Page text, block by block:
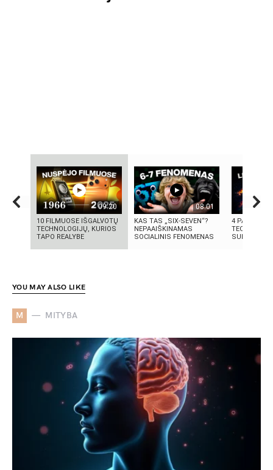
09:20
10 FILMUOSE IŠGALVOTŲ
TECHNOLOGIJŲ, KURIOS
TAPO REALYBE
08:01
KAS TAS „SIX-SEVEN“?
NEPAAIŠKINAMAS
SOCIALINIS FENOMENAS
4
SUKŪRĖ
YOU MAY ALSO LIKE
M MITYBA